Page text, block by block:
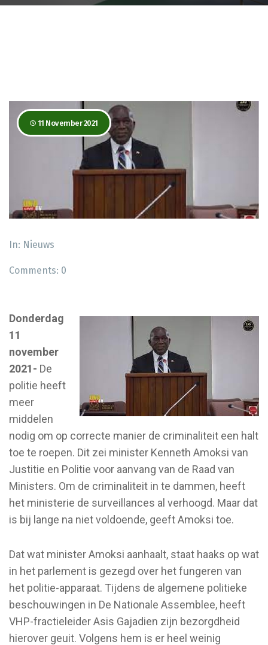
11 November 2021
In: Nieuws
Comments: 0
Donderdag
11
november
2021- De
politie heeft
meer
middelen
nodig om op correcte manier de criminaliteit een halt
toe te roepen. Dit zei minister Kenneth Amoksi van
Justitie en Politie voor aanvang van de Raad van
Ministers. Om de criminaliteit in te dammen, heeft
het ministerie de surveillances al verhoogd. Maar dat
is bij lange na niet voldoende, geeft Amoksi toe.
Dat wat minister Amoksi aanhaalt, staat haaks op wat
in het parlement is gezegd over het fungeren van
het politie-apparaat. Tijdens de algemene politieke
beschouwingen in De Nationale Assemblee, heeft
VHP-fractieleider Asis Gajadien zijn bezorgdheid
hierover geuit. Volgens hem is er heel weinig